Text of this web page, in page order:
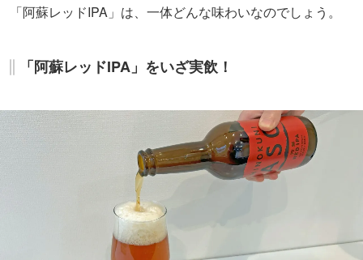
「阿蘇レッドIPA」は、一体どんな味わいなのでしょう。
「阿蘇レッドIPA」をいざ実飲！